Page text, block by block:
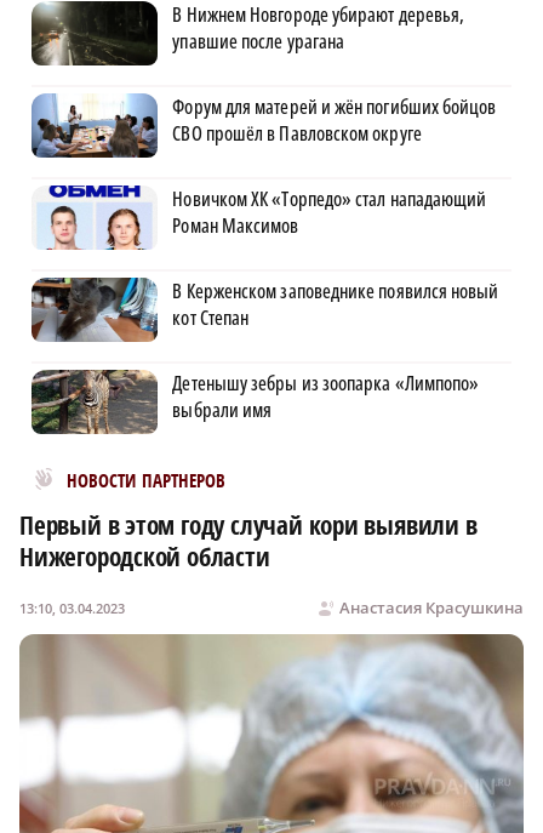
В Нижнем Новгороде убирают деревья,
упавшие после урагана
Форум для матерей и жён погибших бойцов
СВО прошёл в Павловском округе
Новичком ХК «Торпедо» стал нападающий
Роман Максимов
В Керженском заповеднике появился новый
кот Степан
Детенышу зебры из зоопарка «Лимпопо»
выбрали имя
НОВОСТИ ПАРТНЕРОВ
Новости МирТесен
Первый в этом году случай кори выявили в
Нижегородской области
Анастасия Красушкина
13:10, 03.04.2023